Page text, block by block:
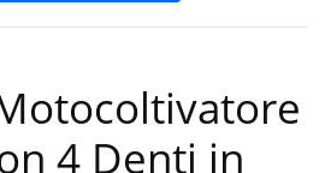
4 Denti in